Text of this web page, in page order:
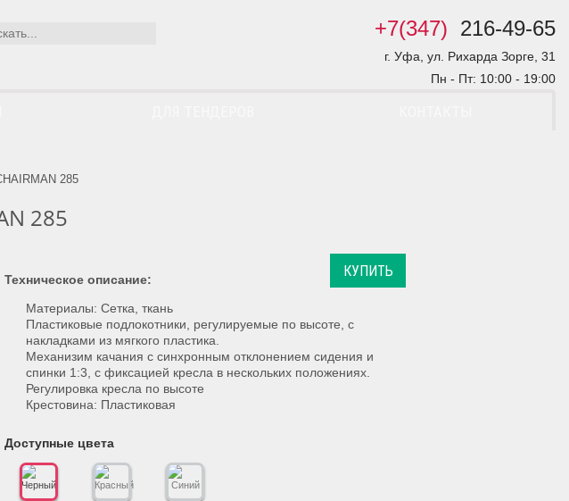
+7(347) 216-49-65
г. Уфа, ул. Рихарда Зорге, 31
Пн - Пт: 10:00 - 19:00
285
285
КУПИТЬ
Техническое описание:
Материалы: Сетка, ткань
Пластиковые подлокотники, регулируемые по высоте, с
накладками из мягкого пластика.
Механизим качания с синхронным отклонением сидения и
спинки 1:3, с фиксацией кресла в нескольких положениях.
Регулировка кресла по высоте
Крестовина: Пластиковая
Доступные цвета